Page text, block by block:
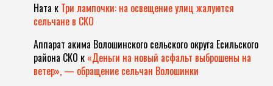
Ната к Три лампочки: на освещение улиц жалуются
сельчане в СКО
Аппарат акима Волошинского сельского округа Есильского
района СКО к «Деньги на новый асфальт выброшены на
ветер», — обращение сельчан Волошинки